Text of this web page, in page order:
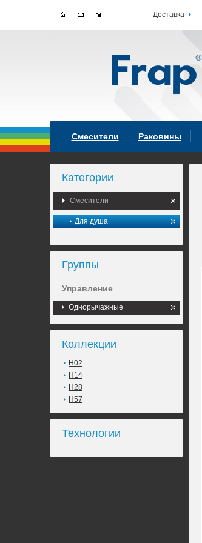
Смесители Раковины
Категории
Смесители
Для душа
Группы
Управление
Однорычажные
Коллекции
H02
H14
H28
H57
Технологии
Доставка